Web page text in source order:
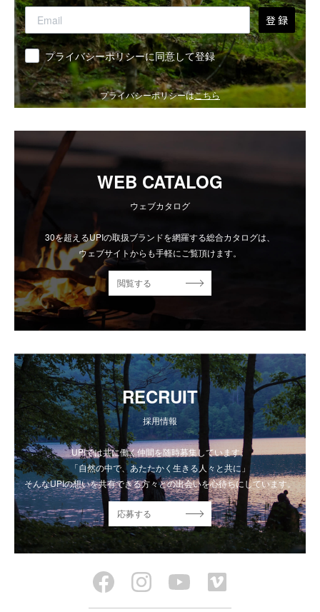
登 録
同意 プライバシーポリシーに同意して登録
プライバシーポリシーはこちら
WEB CATALOG
ウェブカタログ
30を超えるUPIの取扱ブランドを網羅する総合カタログは、
ウェブサイトからも手軽にご覧頂けます。
閲覧する
RECRUIT
採用情報
UPIでは共に働く仲間を随時募集しています。
「自然の中で、あたたかく生きる人々と共に」
そんなUPIの想いを共有できる方々との出会いを心待ちにしています。
応募する